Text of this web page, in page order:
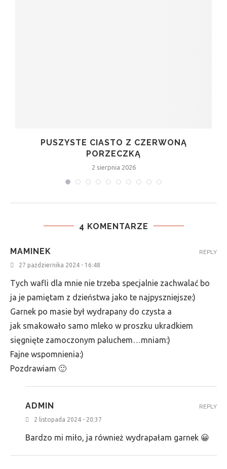
PUSZYSTE CIASTO Z CZERWONĄ
PORZECZKĄ
2 sierpnia 2026
4 KOMENTARZE
MAMINEK
27 października 2024 - 16:48
Tych wafli dla mnie nie trzeba specjalnie zachwalać bo
ja je pamiętam z dzieństwa jako te najpyszniejsze:)
Garnek po masie był wydrapany do czysta a
jak smakowało samo mleko w proszku ukradkiem
sięgnięte zamoczonym paluchem…mniam:)
Fajne wspomnienia:)
Pozdrawiam 🙂
REPLY
ADMIN
2 listopada 2024 - 20:37
Bardzo mi miło, ja również wydrapałam garnek 😀
REPLY